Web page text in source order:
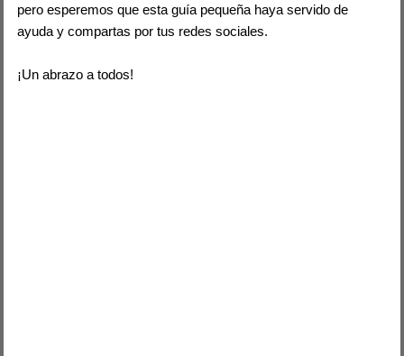
pero esperemos que esta guía pequeña haya servido de
ayuda y compartas por tus redes sociales.
¡Un abrazo a todos!